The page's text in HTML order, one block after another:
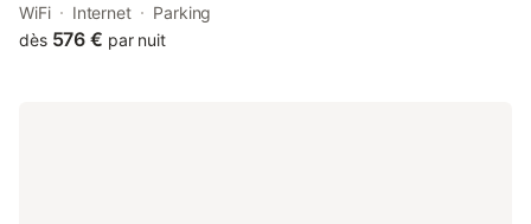
and 1.9 km of Chalon Cathedral.
WiFi Internet
Parking
dès 576 € par nuit